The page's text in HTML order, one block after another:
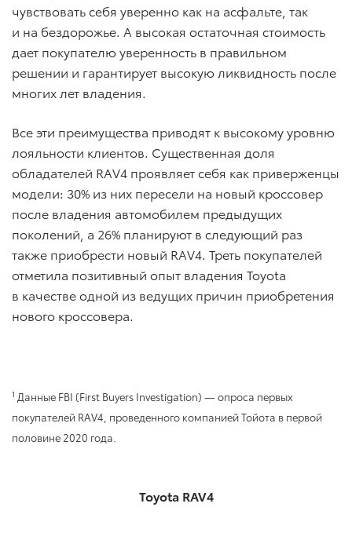
чувствовать себя уверенно как на асфальте, так
и на бездорожье. А высокая остаточная стоимость
дает покупателю уверенность в правильном
решении и гарантирует высокую ликвидность после
многих лет владения.
Все эти преимущества приводят к высокому уровню
лояльности клиентов. Существенная доля
обладателей RAV4 проявляет себя как приверженцы
модели: 30% из них пересели на новый кроссовер
после владения автомобилем предыдущих
поколений, а 26% планируют в следующий раз
также приобрести новый RAV4. Треть покупателей
отметила позитивный опыт владения Toyota
в качестве одной из ведущих причин приобретения
нового кроссовера.
1 Данные FBI (First Buyers Investigation) — опроса первых
покупателей RAV4, проведенного компанией Тойота в первой
половине 2020 года.
Toyota RAV4